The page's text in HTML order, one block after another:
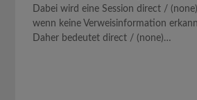
Dabei wird eine Session direct /
wenn keine Verweisinformation
Daher bedeutet direct / (none)…